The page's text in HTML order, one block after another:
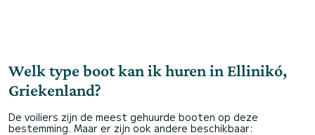
Welk type boot kan ik huren in Ellinikó,
Griekenland?
De voiliers zijn de meest gehuurde booten op deze
bestemming. Maar er zijn ook andere beschikbaar: